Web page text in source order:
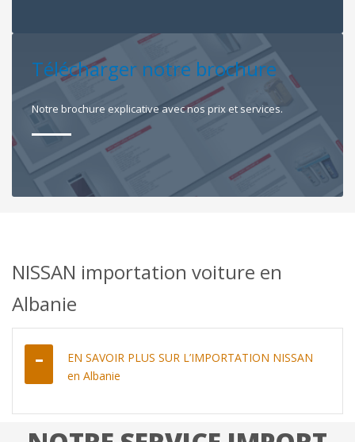
Télécharger notre brochure
Notre brochure explicative avec nos prix et services.
NISSAN importation voiture en
Albanie
EN SAVOIR PLUS SUR L’IMPORTATION NISSAN
en Albanie